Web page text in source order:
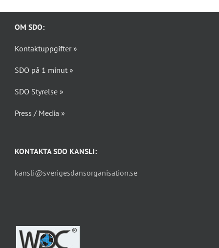
OM SDO:
Kontaktuppgifter »
SDO på 1 minut »
SDO Styrelse »
Press / Media »
KONTAKTA SDO KANSLI:
kansli@sverigesdansorganisation.se